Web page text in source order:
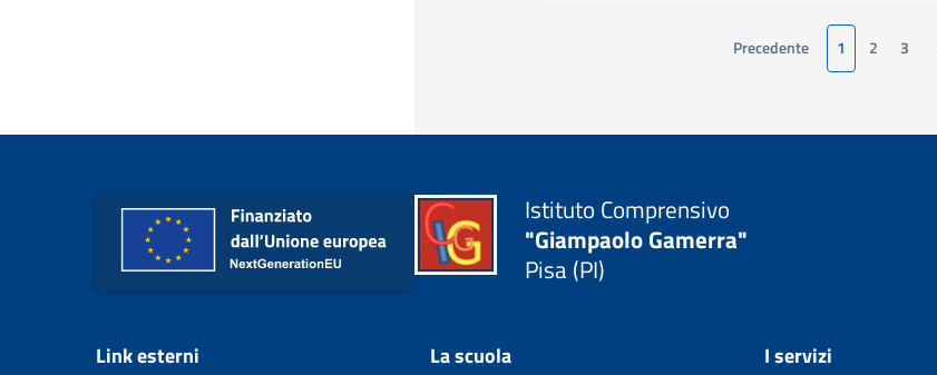
Precedente 1 2 3
Istituto Comprensivo
"Giampaolo Gamerra"
Pisa (PI)
Link esterni La scuola I servizi